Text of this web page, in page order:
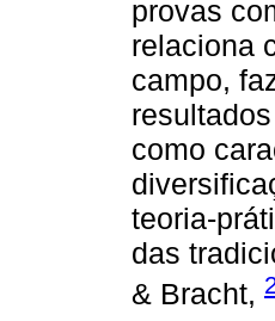
provas
relaciona
campo,
como
teoria-
das
& Bracht,